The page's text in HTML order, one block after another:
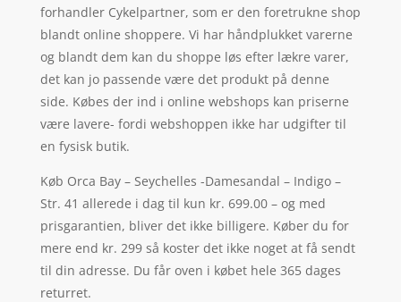
forhandler Cykelpartner, som er den foretrukne shop
blandt online shoppere. Vi har håndplukket varerne
og blandt dem kan du shoppe løs efter lækre varer,
det kan jo passende være det produkt på denne
side. Købes der ind i online webshops kan priserne
være lavere- fordi webshoppen ikke har udgifter til
en fysisk butik.
Køb Orca Bay – Seychelles -Damesandal – Indigo –
Str. 41 allerede i dag til kun kr. 699.00 – og med
prisgarantien, bliver det ikke billigere. Køber du for
mere end kr. 299 så koster det ikke noget at få sendt
til din adresse. Du får oven i købet hele 365 dages
returret.